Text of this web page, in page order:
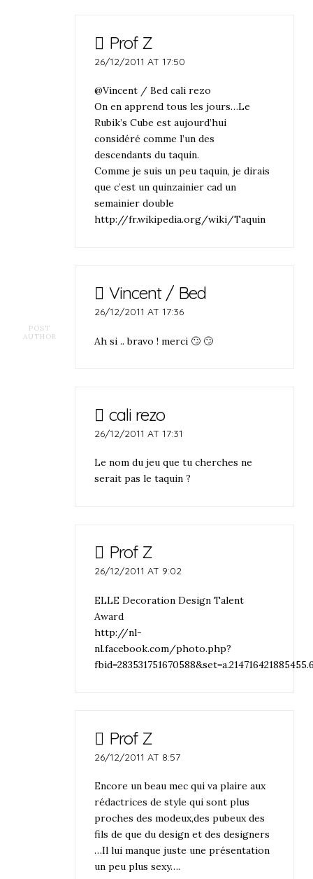
Prof Z
26/12/2011 AT 17:50
@Vincent / Bed cali rezo
On en apprend tous les jours…Le
Rubik’s Cube est aujourd’hui
considéré comme l’un des
descendants du taquin.
Comme je suis un peu taquin, je dirais
que c’est un quinzainier cad un
semainier double
http://fr.wikipedia.org/wiki/Taquin
POST
AUTHOR
Vincent / Bed
26/12/2011 AT 17:36
Ah si .. bravo ! merci 🙄 🙄
cali rezo
26/12/2011 AT 17:31
Le nom du jeu que tu cherches ne
serait pas le taquin ?
Prof Z
26/12/2011 AT 9:02
ELLE Decoration Design Talent
Award
http://nl-
nl.facebook.com/photo.php?
Prof Z
26/12/2011 AT 8:57
Encore un beau mec qui va plaire aux
rédactrices de style qui sont plus
proches des modeux,des pubeux des
fils de que du design et des designers
…Il lui manque juste une présentation
un peu plus sexy….